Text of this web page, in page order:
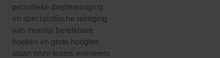
periodieke dieptereiniging
en specialistische reiniging
van moeilijk bereikbare
hoeken en grote hoogtes
staan onze teams eveneens